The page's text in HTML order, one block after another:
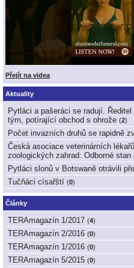
Přejít na videa
Aktuality
Pytláci a pašeráci se radují.
tým, potírající obchod s ohrože (2)
Počet invazních druhů se rapidně
Česká asociace veterinárních
zoologických zahrad: Odborné stan
Pytláci slonů v Botswaně otrávili
Tučňáci císařští (0)
Články
TERAmagazín 1/2017 (4)
TERAmagazín 2/2016 (0)
TERAmagazín 1/2016 (0)
TERAmagazín 5/2015 (0)